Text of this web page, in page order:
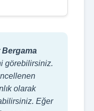
Bergama
görebilirsiniz.
olarak
Eğer